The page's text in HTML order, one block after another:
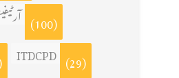
(100)
ITDCPD (29)